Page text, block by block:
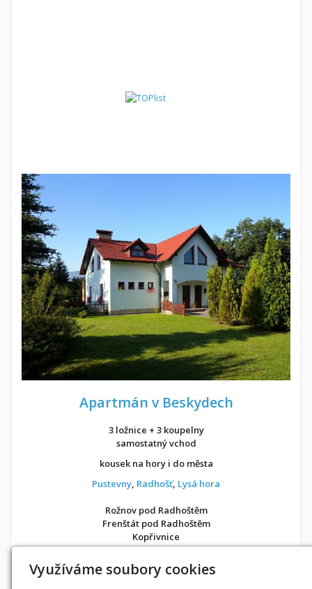
Apartmán v Beskydech
3 ložnice + 3 koupelny
samostatný vchod
kousek na hory i do města
Pustevny, Radhošť, Lysá hora
Rožnov pod Radhoštěm
Frenštát pod Radhoštěm
Kopřivnice
Možnost objednání ubytování také přesAirbnb
Využíváme soubory cookies